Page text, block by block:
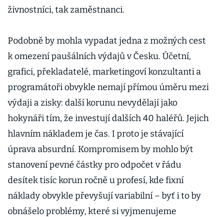
živnostníci, tak zaměstnanci.
Podobně by mohla vypadat jedna z možných cest
k omezení paušálních výdajů v Česku. Účetní,
grafici, překladatelé, marketingoví konzultanti a
programátoři obvykle nemají přímou úměru mezi
výdaji a zisky: další korunu nevydělají jako
hokynáři tím, že investují dalších 40 haléřů. Jejich
hlavním nákladem je čas. I proto je stávající
úprava absurdní. Kompromisem by mohlo být
stanovení pevné částky pro odpočet v řádu
desítek tisíc korun ročně u profesí, kde fixní
náklady obvykle převyšují variabilní – byť i to by
obnášelo problémy, které si vyjmenujeme